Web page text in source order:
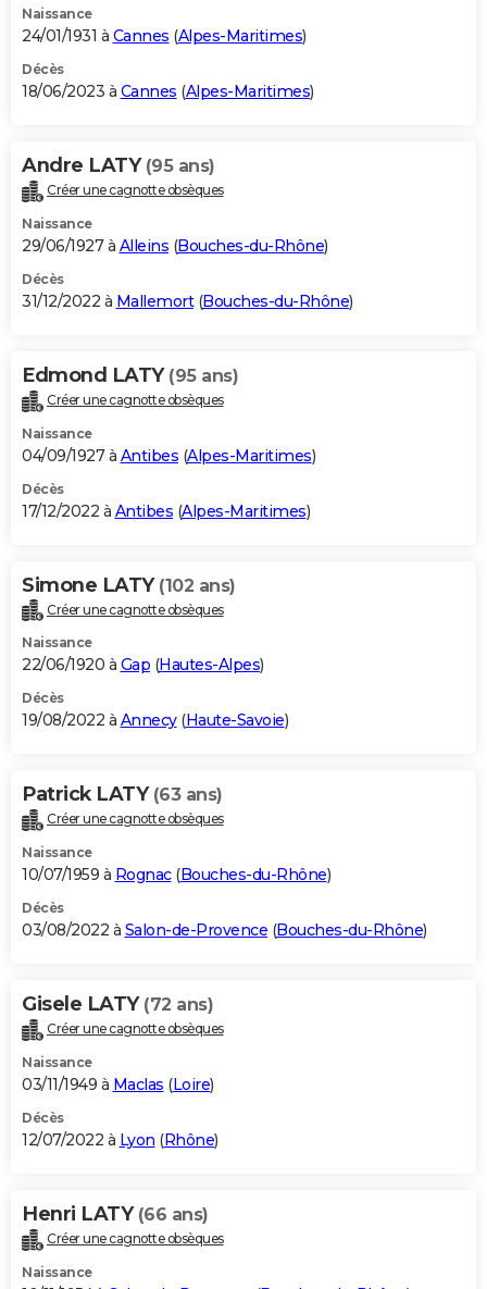
Naissance
24/01/1931 à Cannes (Alpes-Maritimes)
Décès
18/06/2023 à Cannes (Alpes-Maritimes)
Andre LATY (95 ans)
Créer une cagnotte obsèques
Naissance
29/06/1927 à Alleins (Bouches-du-Rhône)
Décès
31/12/2022 à Mallemort(Bouches-du-Rhône)
Edmond LATY (95 ans)
Créer une cagnotte obsèques
Naissance
04/09/1927 à Antibes (Alpes-Maritimes)
Décès
17/12/2022 à Antibes (Alpes-Maritimes)
Simone LATY (102 ans)
Créer une cagnotte obsèques
Naissance
22/06/1920 à Gap (Hautes-Alpes)
Décès
19/08/2022 à Annecy(Haute-Savoie)
Patrick LATY (63 ans)
Créer une cagnotte obsèques
Naissance
10/07/1959 à Rognac(Bouches-du-Rhône)
Décès
03/08/2022 à Salon-de-Provence (Bouches-du-Rhône)
Gisele LATY (72 ans)
Créer une cagnotte obsèques
Naissance
03/11/1949 à Maclas (Loire)
Décès
12/07/2022 à Lyon (Rhône)
Henri LATY (66 ans)
Créer une cagnotte obsèques
Naissance